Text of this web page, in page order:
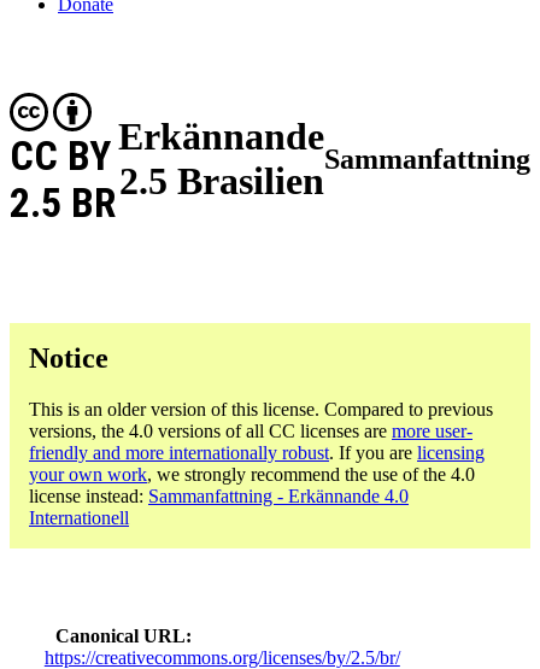
Erkännande
2.5 Brasilien
CC BY
2.5 BR
Sammanfattning
Notice
This is an older version of this license. Compared to previous
versions, the 4.0 versions of all CC licenses are more user-
friendly and more internationally robust. If you are licensing
your own work, we strongly recommend the use of the 4.0
license instead: Sammanfattning - Erkännande 4.0
Internationell
Canonical URL
https://creativecommons.org/licenses/by/2.5/br/